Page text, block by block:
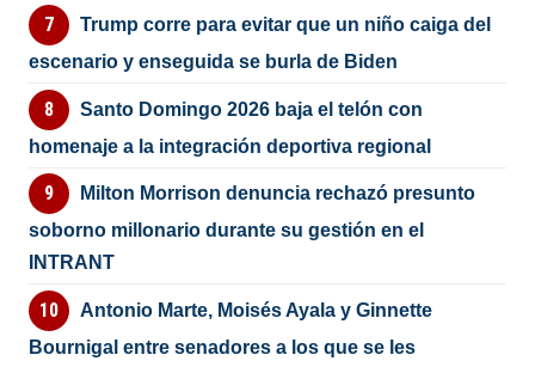
Trump corre para evitar que un niño caiga del
escenario y enseguida se burla de Biden
Santo Domingo 2026 baja el telón con
homenaje a la integración deportiva regional
Milton Morrison denuncia rechazó presunto
soborno millonario durante su gestión en el
INTRANT
Antonio Marte, Moisés Ayala y Ginnette
Bournigal entre senadores a los que se les